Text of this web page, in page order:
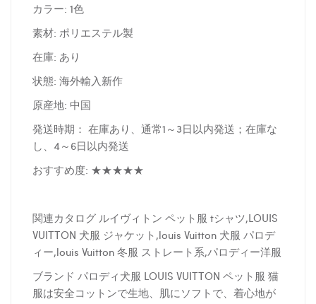
カラー: 1色
素材: ポリエステル製
在庫: あり
状態: 海外輸入新作
原産地: 中国
発送時期： 在庫あり、通常1～3日以内発送；在庫な
し、4～6日以内発送
おすすめ度: ★★★★★
関連カタログ ルイヴィトン ペット服 tシャツ,LOUIS
VUITTON 犬服 ジャケット,louis Vuitton 犬服 パロデ
ィー,louis Vuitton 冬服 ストレート系,パロディー洋服
ブランド パロディ犬服 LOUIS VUITTON ペット服 猫
服は安全コットンで生地、肌にソフトで、着心地が